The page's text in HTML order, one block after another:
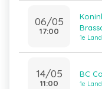
06/05
17:00
1e
14/05
11:00
BC
1e